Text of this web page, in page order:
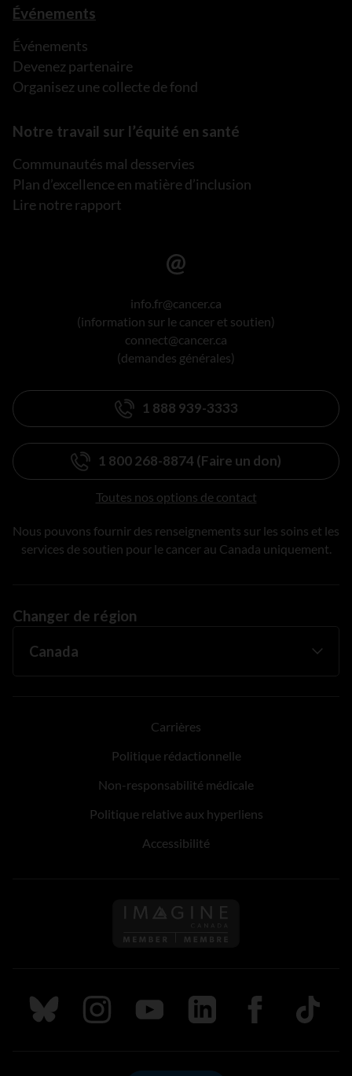
Événements
Événements
Devenez partenaire
Organisez une collecte de fond
Notre travail sur l’équité en santé
Communautés mal desservies
Plan d’excellence en matière d’inclusion
Lire notre rapport
info.fr@cancer.ca
(information sur le cancer et soutien)
connect@cancer.ca
(demandes générales)
1 888 939-3333
1 800 268-8874 (Faire un don)
Toutes nos options de contact
Nous pouvons fournir des renseignements sur les soins et les
services de soutien pour le cancer au Canada uniquement.
Changer de région
Carrières
Politique rédactionnelle
Non-responsabilité médicale
Politique relative aux hyperliens
Accessibilité
Suivez nous sur Bluesky
Suivez nous sur Instagram
Suivez nous sur Youtube
Suivez nous sur LinkedIn
Suivez nous sur
TikTok